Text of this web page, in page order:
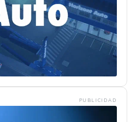
PUBLICIDAD